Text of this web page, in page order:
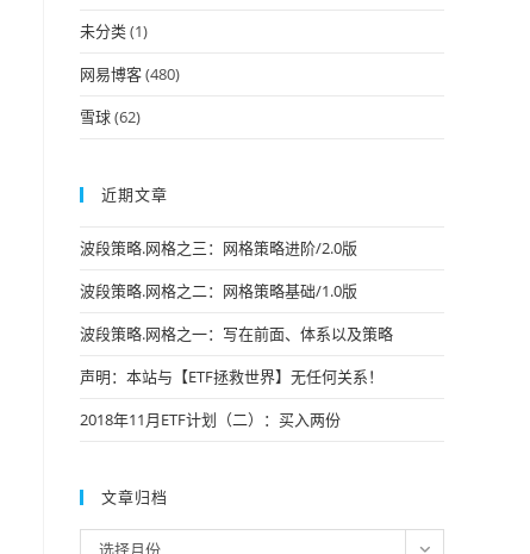
未分类(1)
网易博客(480)
雪球(62)
近期文章
波段策略.网格之三：网格策略进阶/2.0版
波段策略.网格之二：网格策略基础/1.0版
波段策略.网格之一：写在前面、体系以及策略
声明：本站与【ETF拯救世界】无任何关系！
2018年11月ETF计划（二）：买入两份
文章归档
选择月份